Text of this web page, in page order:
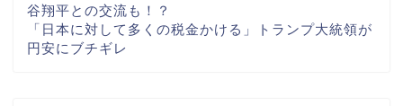
谷翔平との交流も！？
「日本に対して多くの税金かける」トランプ大統領が
円安にブチギレ